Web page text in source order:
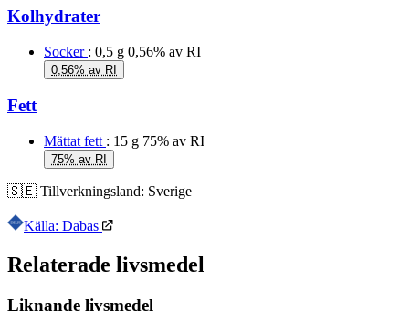
Kolhydrater
Socker : 0,5 g 0,56% av RI
0,56% av RI
Fett
Mättat fett : 15 g 75% av RI
75% av RI
🇸🇪 Tillverkningsland: Sverige
Källa: Dabas
Relaterade livsmedel
Liknande livsmedel